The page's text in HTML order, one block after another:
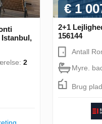
Istanbul,
2
€ 1
2+1
156144
Antall
Myre.
Brug